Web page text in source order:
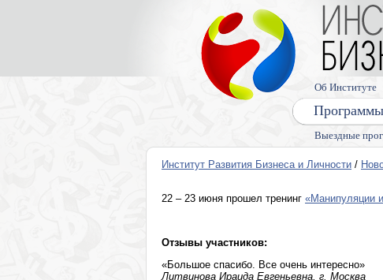
Выездные
Об Институте
Институт Развития Бизнеса и Личности /
22 – 23 июня прошел тренинг «Манипуляции
Отзывы участников:
«Большое спасибо. Все очень интересно»
Литвинова Ираида Евгеньевна, г. Москва